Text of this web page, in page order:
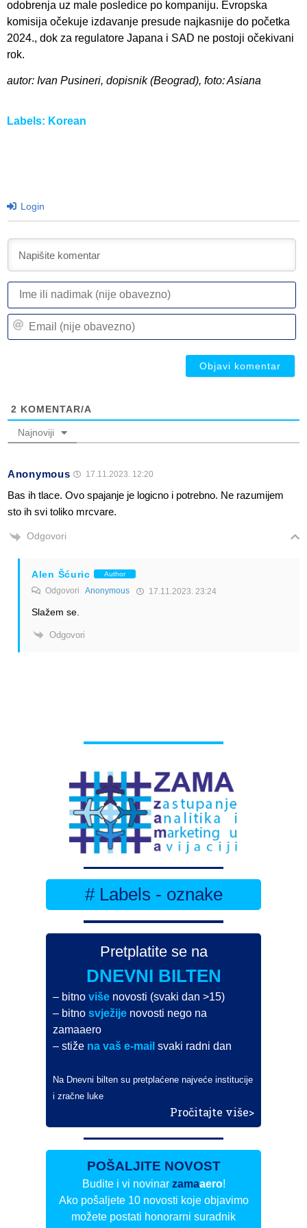
odobrenja uz male posledice po kompaniju. Evropska
komisija očekuje izdavanje presude najkasnije do početka
2024., dok za regulatore Japana i SAD ne postoji očekivani
rok.
autor: Ivan Pusineri, dopisnik (Beograd), foto: Asiana
Labels: Korean
Login
2 KOMENTAR/A
Najnoviji
Anonymous 17.11.2023. 12:20
Bas ih tlace. Ovo spajanje je logicno i potrebno. Ne razumijem
sto ih svi toliko mrcvare.
Odgovori
Alen Šćuric Author
Odgovori Anonymous 17.11.2023. 23:24
Slažem se.
Odgovori
# Labels - oznake
Pretplatite se na
DNEVNI BILTEN
– bitnoviše novosti (svaki dan >15)
– bitnosvježije novosti nego na
zamaaero
– stiže na vaš e-mail svaki radni dan
Na Dnevni bilten su pretplaćene najveće institucije
i zračne luke
Pročitajte više>
POŠALJITE NOVOST
Budite i vi novinar zamaaero!
Ako pošaljete 10 novosti koje objavimo
možete postati honorarni suradnik